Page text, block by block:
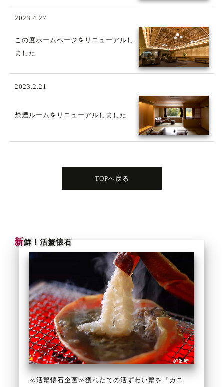
2023.4.27
この度ホームページをリニューアルし
ました
2023.2.21
禁煙ルームをリニューアルしました
TOPへ戻る
新鮮！活蟹懐石
≪活蟹懐石企画≫獲れたての活ずわい蟹を『カニ